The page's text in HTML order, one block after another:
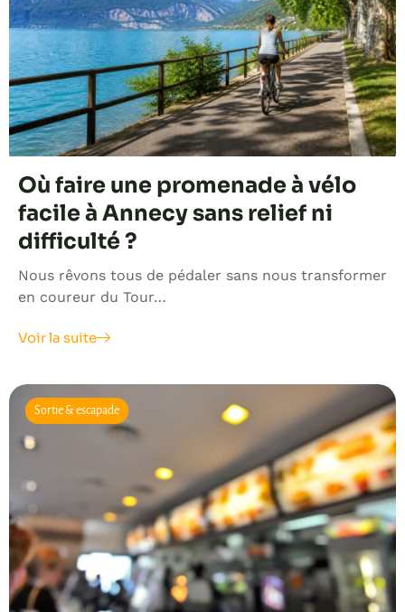
Où faire une promenade à vélo
facile à Annecy sans relief ni
difficulté ?
Nous rêvons tous de pédaler sans nous transformer
en coureur du Tour…
Voir la suite
Sortie & escapade